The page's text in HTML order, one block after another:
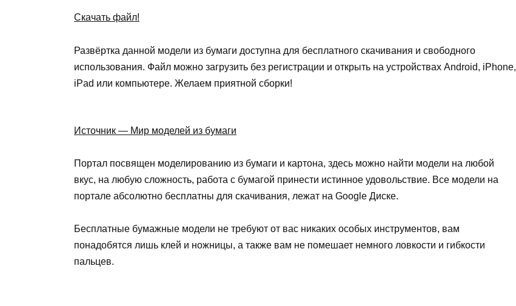
Скачать файл!
Развёртка данной модели из бумаги доступна для бесплатного скачивания и свободного
использования. Файл можно загрузить без регистрации и открыть на устройствах Android, iPhone,
iPad или компьютере. Желаем приятной сборки!
Источник — Мир моделей из бумаги
Портал посвящен моделированию из бумаги и картона, здесь можно найти модели на любой
вкус, на любую сложность, работа с бумагой принести истинное удовольствие. Все модели на
портале абсолютно бесплатны для скачивания, лежат на Google Диске.
Бесплатные бумажные модели не требуют от вас никаких особых инструментов, вам
понадобятся лишь клей и ножницы, а также вам не помешает немного ловкости и гибкости
пальцев.